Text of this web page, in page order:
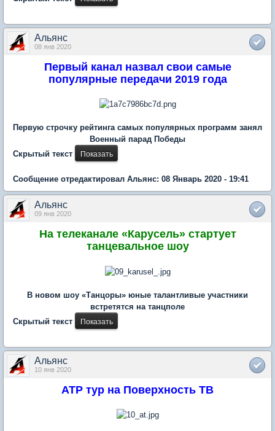
Альянс
08 янв 2020
Первый канал назвал свои самые
популярные передачи 2019 года
Первую строчку рейтинга самых популярных программ занял
Военный парад Победы
Скрытый текст
Сообщение отредактировал Альянс: 08 Январь 2020 - 19:41
Альянс
09 янв 2020
На телеканале «Карусель» стартует
танцевальное шоу
В новом шоу «Танцоры» юные талантливые участники
встретятся на танцполе
Скрытый текст
Альянс
10 янв 2020
ATP тур на Поверхность ТВ